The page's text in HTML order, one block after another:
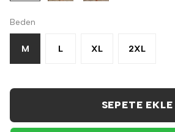
Beden
M L XL 2XL
SEPETE EKLE